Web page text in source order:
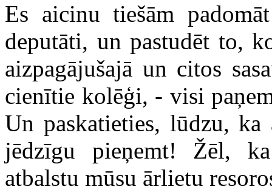
Es aicinu tiešām
deputāti, un pastudēt to,
aizpagājušajā un citos
cienītie kolēģi, - visi
Un paskatieties, lūdzu,
jēdzīgu pieņemt! Žēl,
atbalstu mūsu ārlietu